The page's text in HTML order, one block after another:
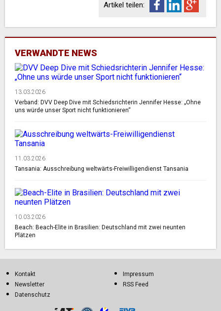
Artikel teilen:
VERWANDTE NEWS
13.03.2026
Verband: DVV Deep Dive mit Schiedsrichterin Jennifer Hesse: „Ohne
uns würde unser Sport nicht funktionieren“
11.03.2026
Tansania: Ausschreibung weltwärts-Freiwilligendienst Tansania
10.03.2026
Beach: Beach-Elite in Brasilien: Deutschland mit zwei neunten
Plätzen
Kontakt
Impressum
Newsletter
RSS Feed
Datenschutz